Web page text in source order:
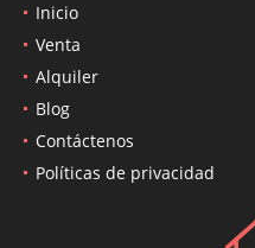
Inicio
Venta
Alquiler
Blog
Contáctenos
Políticas de privacidad